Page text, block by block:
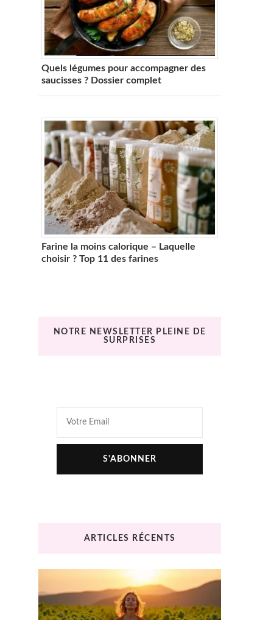
Quels légumes pour accompagner des
saucisses ? Dossier complet
Farine la moins calorique – Laquelle
choisir ? Top 11 des farines
NOTRE NEWSLETTER PLEINE DE
SURPRISES
ARTICLES RÉCENTS